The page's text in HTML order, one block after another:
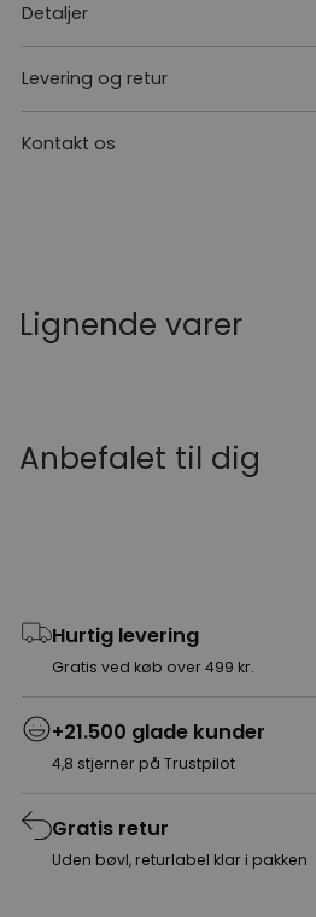
Detaljer
Levering og retur
Kontakt os
Lignende varer
Anbefalet til dig
Hurtig levering
Gratis ved køb over 499 kr.
+21.500 glade kunder
4,8 stjerner på Trustpilot
Gratis retur
Uden bøvl, returlabel klar i pakken